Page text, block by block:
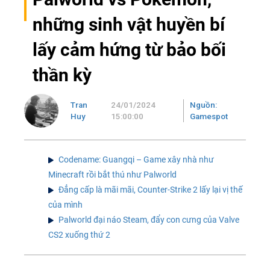
những sinh vật huyền bí
lấy cảm hứng từ bảo bối
thần kỳ
Tran
Huy
24/01/2024
15:00:00
Nguồn:
Gamespot
Codename: Guangqi – Game xây nhà như
Minecraft rồi bắt thú như Palworld
Đẳng cấp là mãi mãi, Counter-Strike 2 lấy lại vị thế
của mình
Palworld đại náo Steam, đẩy con cưng của Valve
CS2 xuống thứ 2